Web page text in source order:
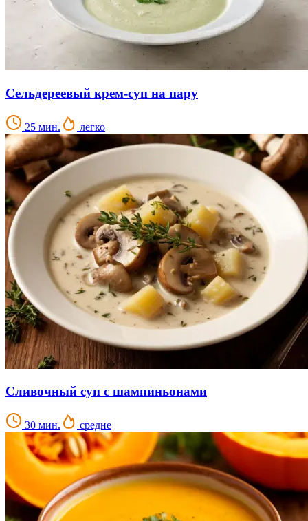
Сельдереевый крем-суп на пару
25 мин. легко
Сливочный суп с шампиньонами
30 мин. средне